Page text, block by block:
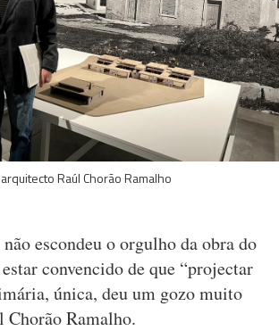
Raúl Chorão Ramalho
escondeu o orgulho da obra do
convencido de que “projectar
única, deu um gozo muito
Chorão Ramalho.